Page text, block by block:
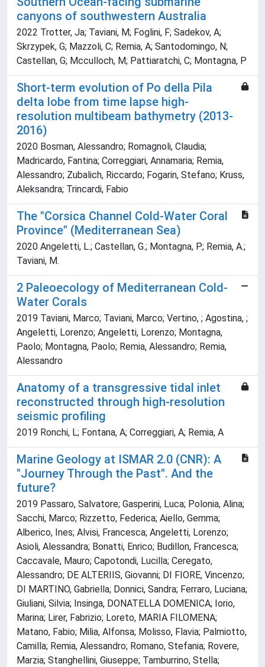
canyons of southwestern Australia
2022 Trotter, Ja; Taviani, M; Foglini, F; Sadekov, A;
Skrzypek, G; Mazzoli, C; Remia, A; Santodomingo, N;
Castellan, G; Mcculloch, M; Pattiaratchi, C; Montagna, P
Short-term evolution of Po della Pila
delta lobe from time lapse high-
resolution multibeam bathymetry (2013-
2016)
2020 Bosman, Alessandro; Romagnoli, Claudia;
Madricardo, Fantina; Correggiari, Annamaria; Remia,
Alessandro; Zubalich, Riccardo; Fogarin, Stefano; Kruss,
Aleksandra; Trincardi, Fabio
The "Corsica Channel Cold-Water Coral
Province" (Mediterranean Sea)
2020 Angeletti, L.; Castellan, G.; Montagna, P.; Remia, A.;
Taviani, M.
2 Paleoecology of Mediterranean Cold-
Water Corals
2019 Taviani, Marco; Taviani, Marco; Vertino, ; Agostina, ;
Angeletti, Lorenzo; Angeletti, Lorenzo; Montagna,
Paolo; Montagna, Paolo; Remia, Alessandro; Remia,
Alessandro
Anatomy of a transgressive tidal inlet
reconstructed through high-resolution
seismic profiling
2019 Ronchi, L; Fontana, A; Correggiari, A; Remia, A
Marine Geology at ISMAR 2.0 (CNR): A
"Journey Through the Past". And the
future?
2019 Passaro, Salvatore; Gasperini, Luca; Polonia, Alina;
Sacchi, Marco; Rizzetto, Federica; Aiello, Gemma;
Alberico, Ines; Alvisi, Francesca; Angeletti, Lorenzo;
Asioli, Alessandra; Bonatti, Enrico; Budillon, Francesca;
Caccavale, Mauro; Capotondi, Lucilla; Ceregato,
Alessandro; DE ALTERIIS, Giovanni; DI FIORE, Vincenzo;
DI MARTINO, Gabriella; Donnici, Sandra; Ferraro, Luciana;
Giuliani, Silvia; Insinga, DONATELLA DOMENICA; Iorio,
Marina; Lirer, Fabrizio; Loreto, MARIA FILOMENA;
Matano, Fabio; Milia, Alfonsa; Molisso, Flavia; Palmiotto,
Camilla; Remia, Alessandro; Romano, Stefania; Rovere,
Marzia; Stanghellini, Giuseppe; Tamburrino, Stella;